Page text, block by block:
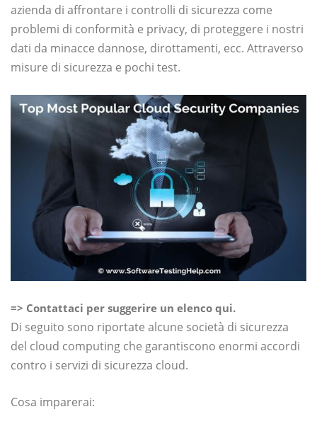
azienda di affrontare i controlli di sicurezza come
problemi di conformità e privacy, di proteggere i nostri
dati da minacce dannose, dirottamenti, ecc. Attraverso
misure di sicurezza e pochi test.
=> Contattaci per suggerire un elenco qui.
Di seguito sono riportate alcune società di sicurezza
del cloud computing che garantiscono enormi accordi
contro i servizi di sicurezza cloud.
Cosa imparerai: